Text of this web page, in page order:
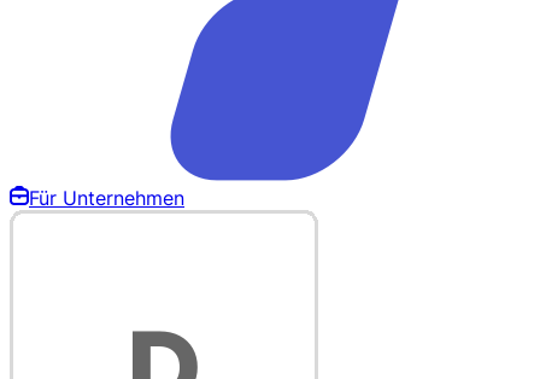
Für Unternehmen